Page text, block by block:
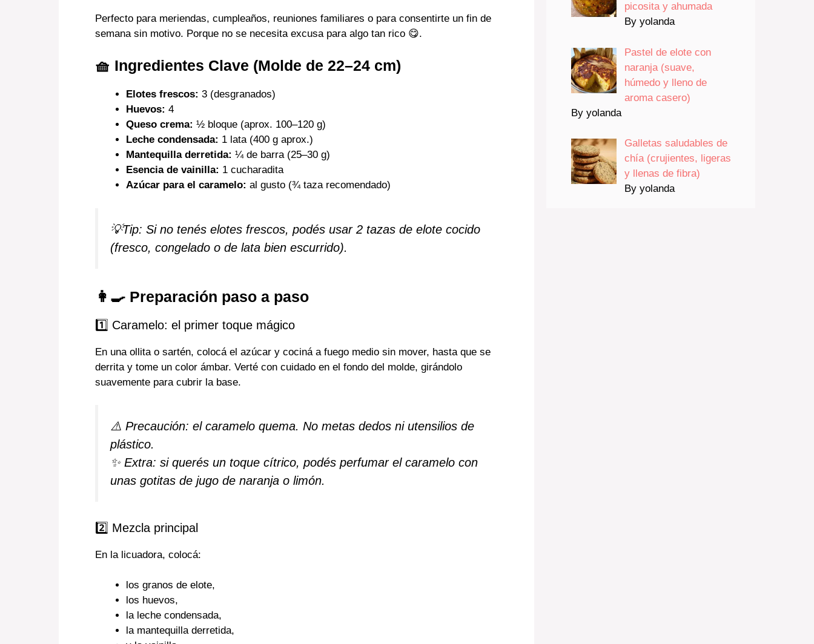
Perfecto para meriendas, cumpleaños, reuniones familiares o para consentirte un fin de
semana sin motivo. Porque no se necesita excusa para algo tan rico 😋.
🧺 Ingredientes Clave (Molde de 22–24 cm)
Elotes frescos: 3 (desgranados)
Huevos: 4
Queso crema: ½ bloque (aprox. 100–120 g)
Leche condensada: 1 lata (400 g aprox.)
Mantequilla derretida: ¼ de barra (25–30 g)
Esencia de vainilla: 1 cucharadita
Azúcar para el caramelo: al gusto (¾ taza recomendado)
💡Tip: Si no tenés elotes frescos, podés usar 2 tazas de elote cocido
(fresco, congelado o de lata bien escurrido).
👩‍🍳 Preparación paso a paso
1️⃣ Caramelo: el primer toque mágico
En una ollita o sartén, colocá el azúcar y cociná a fuego medio sin mover, hasta que se
derrita y tome un color ámbar. Verté con cuidado en el fondo del molde, girándolo
suavemente para cubrir la base.
⚠️ Precaución: el caramelo quema. No metas dedos ni utensilios de
plástico.
✨ Extra: si querés un toque cítrico, podés perfumar el caramelo con
unas gotitas de jugo de naranja o limón.
2️⃣ Mezcla principal
En la licuadora, colocá:
los granos de elote,
los huevos,
la leche condensada,
la mantequilla derretida,
picosita y ahumada
By yolanda
Pastel de elote con
naranja (suave,
húmedo y lleno de
aroma casero)
By yolanda
Galletas saludables de
chía (crujientes, ligeras
y llenas de fibra)
By yolanda